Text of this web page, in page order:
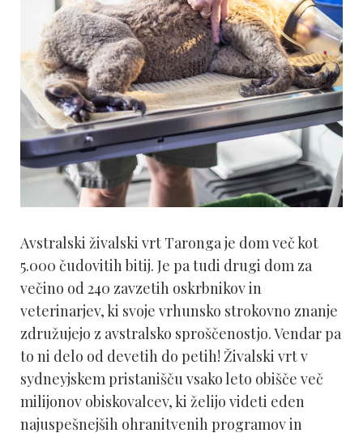
Avstralski živalski vrt Taronga je dom več kot
5.000 čudovitih bitij. Je pa tudi drugi dom za
večino od 240 zavzetih oskrbnikov in
veterinarjev, ki svoje vrhunsko strokovno znanje
združujejo z avstralsko sproščenostjo. Vendar pa
to ni delo od devetih do petih! Živalski vrt v
sydneyjskem pristanišču vsako leto obišče več
milijonov obiskovalcev, ki želijo videti eden
najuspešnejših ohranitvenih programov in